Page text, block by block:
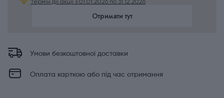
Термін дії акції з 01.01.2026 по 31.12.2026
Отримати тут
Умови безкоштовної доставки
Оплата карткою або під час отримання